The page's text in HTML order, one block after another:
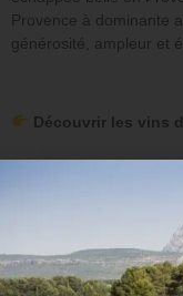
Provence à dominante
générosité, ampleur et
Découvrir les vins
Poids
1,5 kg